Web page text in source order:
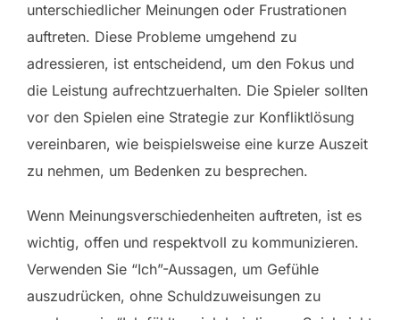
unterschiedlicher Meinungen oder Frustrationen
auftreten. Diese Probleme umgehend zu
adressieren, ist entscheidend, um den Fokus und
die Leistung aufrechtzuerhalten. Die Spieler sollten
vor den Spielen eine Strategie zur Konfliktlösung
vereinbaren, wie beispielsweise eine kurze Auszeit
zu nehmen, um Bedenken zu besprechen.
Wenn Meinungsverschiedenheiten auftreten, ist es
wichtig, offen und respektvoll zu kommunizieren.
Verwenden Sie “Ich”-Aussagen, um Gefühle
auszudrücken, ohne Schuldzuweisungen zu